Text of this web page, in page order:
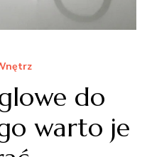
do
warto je